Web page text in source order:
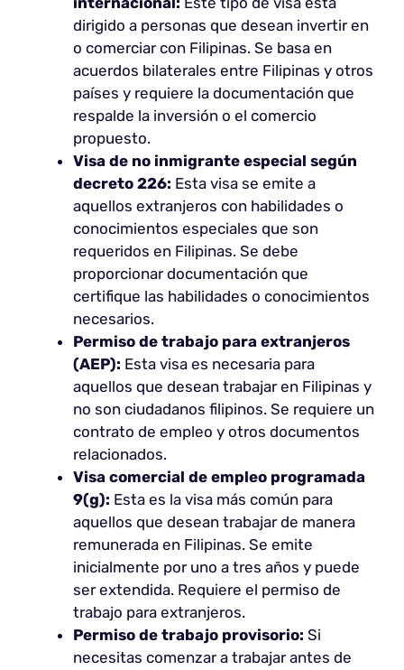
dirigido a personas que desean invertir en
o comerciar con Filipinas. Se basa en
acuerdos bilaterales entre Filipinas y otros
países y requiere la documentación que
respalde la inversión o el comercio
propuesto.
Visa de no inmigrante especial según
decreto 226: Esta visa se emite a
aquellos extranjeros con habilidades o
conocimientos especiales que son
requeridos en Filipinas. Se debe
proporcionar documentación que
certifique las habilidades o conocimientos
necesarios.
Permiso de trabajo para extranjeros
(AEP): Esta visa es necesaria para
aquellos que desean trabajar en Filipinas y
no son ciudadanos filipinos. Se requiere un
contrato de empleo y otros documentos
relacionados.
Visa comercial de empleo programada
9(g): Esta es la visa más común para
aquellos que desean trabajar de manera
remunerada en Filipinas. Se emite
inicialmente por uno a tres años y puede
ser extendida. Requiere el permiso de
trabajo para extranjeros.
Permiso de trabajo provisorio: Si
necesitas comenzar a trabajar antes de